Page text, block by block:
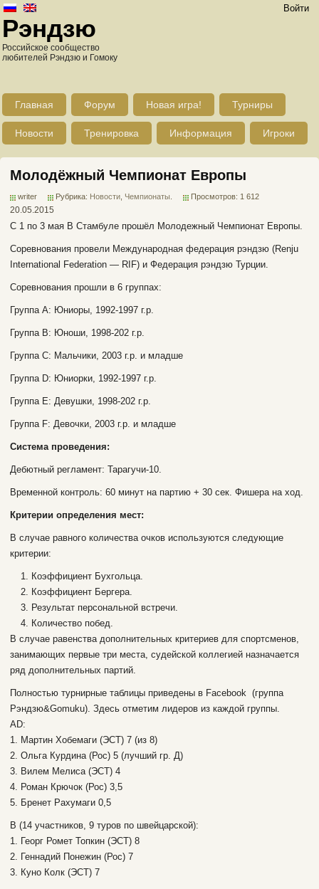
Войти
Рэндзю
Российское сообщество
любителей Рэндзю и Гомоку
Главная Форум Новая игра! Турниры
Новости Тренировка Информация Игроки
Молодёжный Чемпионат Европы
writer Рубрика: Новости Чемпионаты Просмотров: 1 612
20.05.2015
С 1 по 3 мая В Стамбуле прошёл Молодежный Чемпионат Европы.
Соревнования провели Международная федерация рэндзю (Renju
International Federation — RIF) и Федерация рэндзю Турции.
Соревнования прошли в 6 группах:
Группа А: Юниоры, 1992-1997 г.р.
Группа В: Юноши, 1998-202 г.р.
Группа С: Мальчики, 2003 г.р. и младше
Группа D: Юниорки, 1992-1997 г.р.
Группа E: Девушки, 1998-202 г.р.
Группа F: Девочки, 2003 г.р. и младше
Система проведения:
Дебютный регламент: Тарагучи-10.
Временной контроль: 60 минут на партию + 30 сек. Фишера на ход.
Критерии определения мест:
В случае равного количества очков используются следующие
критерии:
Коэффициент Бухгольца.
Коэффициент Бергера.
Результат персональной встречи.
Количество побед.
В случае равенства дополнительных критериев для спортсменов,
занимающих первые три места, судейской коллегией назначается
ряд дополнительных партий.
Полностью турнирные таблицы приведены в Facebook (группа
Рэндзю&Gomuku). Здесь отметим лидеров из каждой группы.
AD:
1. Мартин Хобемаги (ЭСТ) 7 (из 8)
2. Ольга Курдина (Рос) 5 (лучший гр. Д)
3. Вилем Мелиса (ЭСТ) 4
4. Роман Крючок (Рос) 3,5
5. Бренет Рахумаги 0,5
B (14 участников, 9 туров по швейцарской):
1. Георг Ромет Топкин (ЭСТ) 8
2. Геннадий Понежин (Рос) 7
3. Куно Колк (ЭСТ) 7